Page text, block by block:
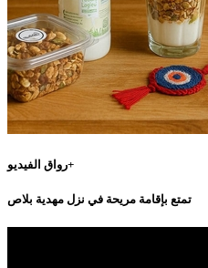
رواق الفيديو+
تمتع بإقامة مريحة في نزل مهدية بلاص